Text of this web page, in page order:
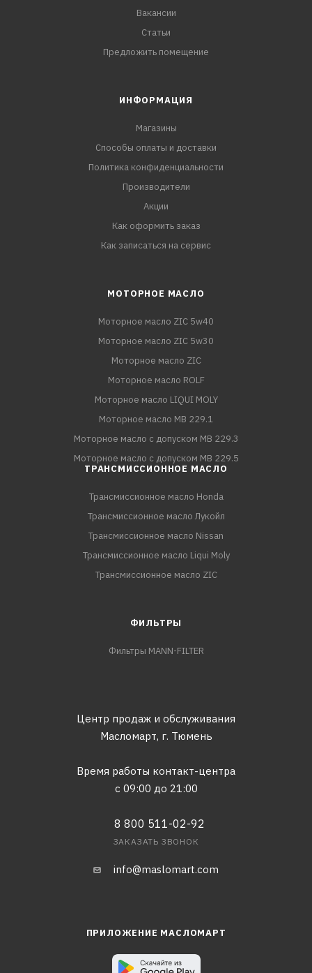
Вакансии
Статьи
Предложить помещение
ИНФОРМАЦИЯ
Магазины
Способы оплаты и доставки
Политика конфиденциальности
Производители
Акции
Как оформить заказ
Как записаться на сервис
МОТОРНОЕ МАСЛО
Моторное масло ZIC 5w40
Моторное масло ZIC 5w30
Моторное масло ZIC
Моторное масло ROLF
Моторное масло LIQUI MOLY
Моторное масло MB 229.1
Моторное масло с допуском MB 229.3
Моторное масло с допуском MB 229.5
ТРАНСМИССИОННОЕ МАСЛО
Трансмиссионное масло Honda
Трансмиссионное масло Лукойл
Трансмиссионное масло Nissan
Трансмиссионное масло Liqui Moly
Трансмиссионное масло ZIC
ФИЛЬТРЫ
Фильтры MANN-FILTER
Центр продаж и обслуживания
Масломарт, г. Тюмень
Время работы контакт-центра
с 09:00 до 21:00
8 800 511-02-92
ЗАКАЗАТЬ ЗВОНОК
info@maslomart.com
ПРИЛОЖЕНИЕ МАСЛОМАРТ